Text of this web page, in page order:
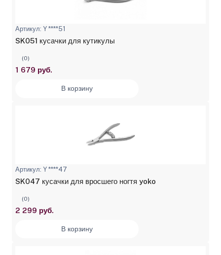
Артикул: Y ****51
SK051 кусачки для кутикулы
(0)
1 679 руб.
В корзину
Артикул: Y ****47
SK047 кусачки для вросшего ногтя yoko
(0)
2 299 руб.
В корзину